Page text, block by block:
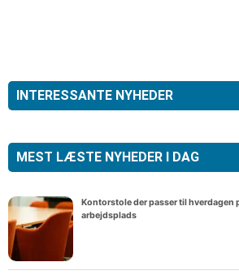
INTERESSANTE NYHEDER
MEST LÆSTE NYHEDER I DAG
Kontorstole der passer til hverdagen
arbejdsplads